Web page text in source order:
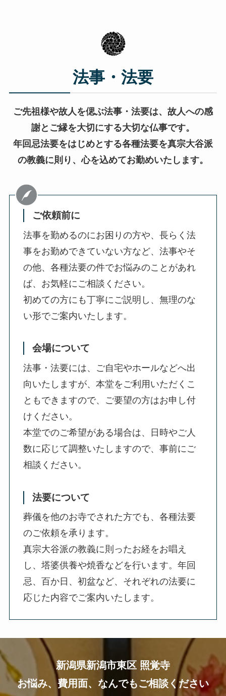
法事・法要
ご先祖様や故人を偲ぶ法事・法要は、故人への感
謝とご縁を大切にする大切な仏事です。
年回忌法要をはじめとする各種法要を真宗大谷派
の教義に則り、心を込めてお勤めいたします。
ご依頼前に
法事を勤めるのにお困りの方や、長らく法
事をお勤めできていない方など、法事やそ
の他、各種法要の件でお悩みのことがあれ
ば、お気軽にご相談ください。
初めての方にも丁寧にご説明し、無理のな
い形でご案内いたします。
会場について
法事・法要には、ご自宅やホールなどへ出
向いたしますが、本堂をご利用いただくこ
ともできますので、ご要望の方はお申し付
けください。
本堂でのご希望がある場合は、日時やご人
数に応じて調整いたしますので、事前にご
相談ください。
法要について
葬儀を他のお寺でされた方でも、各種法要
のご依頼を承ります。
真宗大谷派の教義に則ったお経をお唱え
し、塔婆供養や焼香などを行います。年回
忌、百か日、初盆など、それぞれの法要に
応じた内容でご案内いたします。
新潟県新潟市東区 照覚寺
お悩み、費用面、なんでもご相談ください